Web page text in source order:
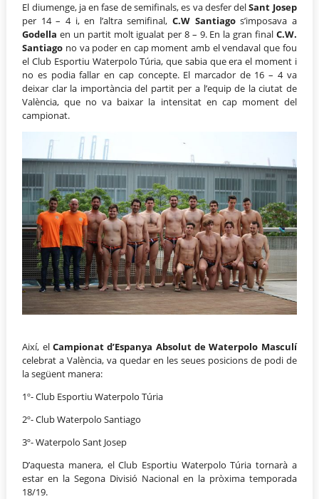
El diumenge, ja en fase de semifinals, es va desfer delSant Josep
per 14 – 4 i, en l’altra semifinal, C.W Santiagos’imposava a
Godella en un partit molt igualat per 8 – 9. En la gran final C.W.
Santiago no va poder en cap moment amb el vendaval que fou
el Club Esportiu Waterpolo Túria, que sabia que era el moment i
no es podia fallar en cap concepte. El marcador de 16 – 4 va
deixar clar la importància del partit per a l’equip de la ciutat de
València, que no va baixar la intensitat en cap moment del
campionat.
Així, elCampionat d’Espanya Absolut de Waterpolo Masculí
celebrat a València, va quedar en les seues posicions de podi de
la següent manera:
1º- Club Esportiu Waterpolo Túria
2º- Club Waterpolo Santiago
3º- Waterpolo Sant Josep
D’aquesta manera, el Club Esportiu Waterpolo Túria tornarà a
estar en la Segona Divisió Nacional en la pròxima temporada
18/19.